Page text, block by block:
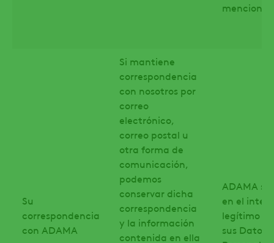
Su
correspondencia
con ADAMA
Si mantiene
correspondencia
con nosotros por
correo
electrónico,
correo postal u
otra forma de
comunicación,
podemos
conservar dicha
correspondencia
y la información
contenida en ella
ADAMA se
en el
legítimo
sus Datos